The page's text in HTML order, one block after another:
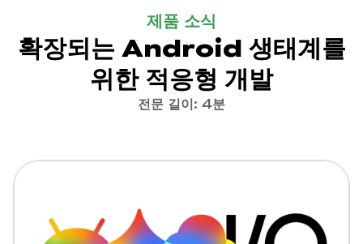
제품 소식
확장되는 Android 생태계를
위한 적응형 개발
전문 길이: 4분